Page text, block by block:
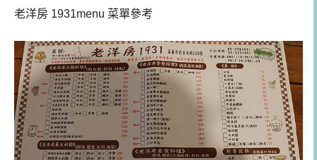
老洋房 1931menu 菜單參考